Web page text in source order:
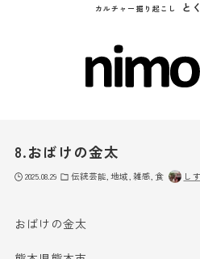
カルチャー掘り起こし と
8.おばけの金太
2025.08.29 伝統芸能 地域 雑感 食 し
おばけの金太